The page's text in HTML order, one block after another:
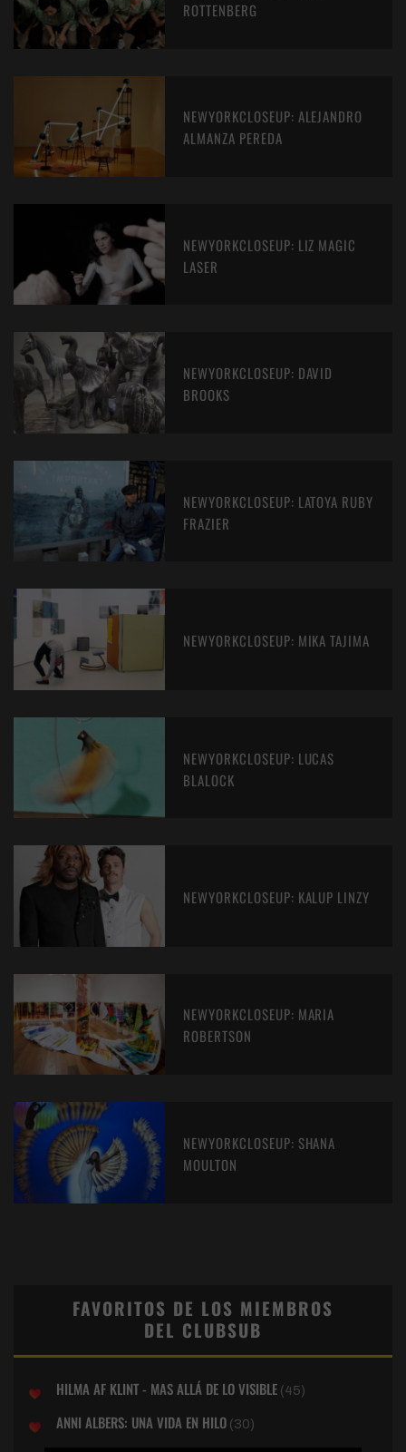
ROTTENBERG
NEWYORKCLOSEUP: ALEJANDRO
ALMANZA PEREDA
NEWYORKCLOSEUP: LIZ MAGIC
LASER
NEWYORKCLOSEUP: DAVID
BROOKS
NEWYORKCLOSEUP: LATOYA RUBY
FRAZIER
NEWYORKCLOSEUP: MIKA TAJIMA
NEWYORKCLOSEUP: LUCAS
BLALOCK
NEWYORKCLOSEUP: KALUP LINZY
NEWYORKCLOSEUP: MARIA
ROBERTSON
NEWYORKCLOSEUP: SHANA
MOULTON
FAVORITOS DE LOS MIEMBROS
DEL CLUBSUB
HILMA AF KLINT - MAS ALLÁ DE LO VISIBLE (45)
ANNI ALBERS: UNA VIDA EN HILO (30)